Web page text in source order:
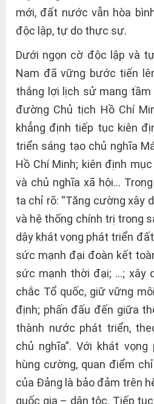
mới, đất nước vẫn hòa
độc lập, tự do thực sự.
Dưới ngọn cờ độc lập và
Nam đã vững bước tiến
thắng lợi lịch sử mang
đường Chủ tịch Hồ Chí
khẳng định tiếp tục kiên
triển sáng tạo chủ nghĩa
Hồ Chí Minh; kiên định
và chủ nghĩa xã hội…
ta chỉ rõ: “Tăng cường xây
và hệ thống chính trị trong
dậy khát vọng phát triển
sức mạnh đại đoàn kết
sức mạnh thời đại; …; xây
chắc Tổ quốc, giữ vững
định; phấn đấu đến giữa
thành nước phát triển,
chủ nghĩa”. Với khát
hùng cường, quan điểm
của Đảng là bảo đảm trên
quốc gia – dân tộc. Tiếp